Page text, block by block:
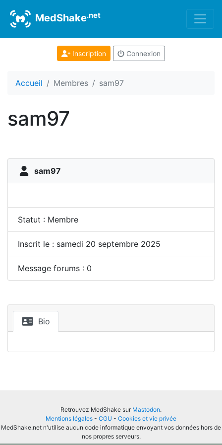
MedShake.net
Inscription Connexion
Accueil Membres sam97
sam97
sam97
Statut : Membre
Inscrit le : samedi 20 septembre 2025
Message forums : 0
Bio
Retrouvez MedShake sur Mastodon.
Mentions légales - CGU - Cookies et vie privée
MedShake.net n'utilise aucun code informatique envoyant vos données hors de
nos propres serveurs.